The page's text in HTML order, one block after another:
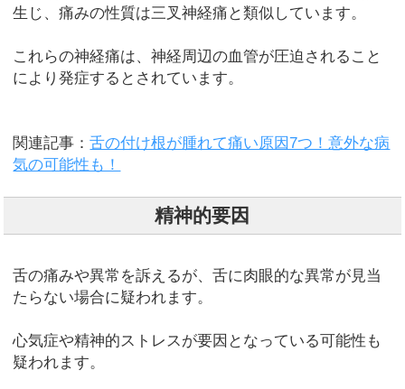
生じ、痛みの性質は三叉神経痛と類似しています。
これらの神経痛は、神経周辺の血管が圧迫されること
により発症するとされています。
関連記事：舌の付け根が腫れて痛い原因7つ！意外な病
気の可能性も！
精神的要因
舌の痛みや異常を訴えるが、舌に肉眼的な異常が見当
たらない場合に疑われます。
心気症や精神的ストレスが要因となっている可能性も
疑われます。